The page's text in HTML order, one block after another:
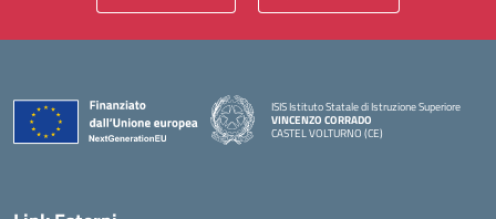
ISIS Istituto Statale di Istruzione Superiore
VINCENZO CORRADO
CASTEL VOLTURNO (CE)